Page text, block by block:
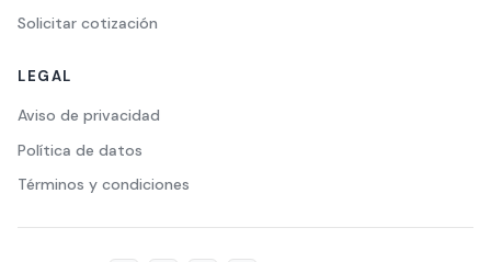
Solicitar cotización
LEGAL
Aviso de privacidad
Política de datos
Términos y condiciones